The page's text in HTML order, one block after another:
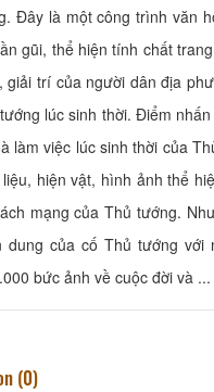
Đây là một công trình văn
gũi, thể hiện tính chất
giải trí của người dân địa
lúc sinh thời. Điểm
làm việc lúc sinh thời của
hiện vật, hình ảnh thể
mạng của Thủ tướng.
dung của cố Thủ tướng với
bức ảnh về cuộc đời và ...
(0)